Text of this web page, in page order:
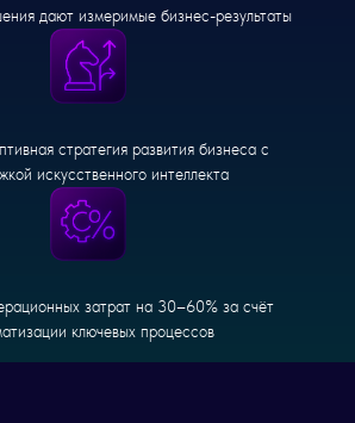
дают измеримые бизнес-результаты
стратегия развития бизнеса с
искусственного интеллекта
затрат на 30–60% за счёт
ключевых процессов